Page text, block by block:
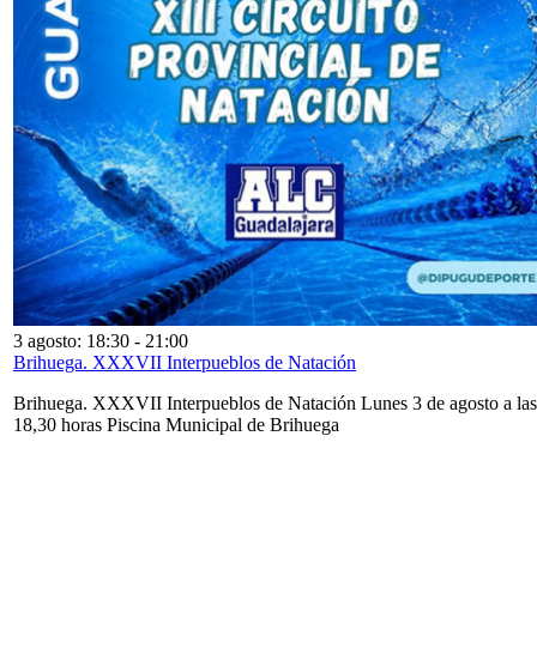
3 agosto: 18:30 - 21:00
Brihuega. XXXVII Interpueblos de Natación
Brihuega. XXXVII Interpueblos de Natación Lunes 3 de agosto a las
18,30 horas Piscina Municipal de Brihuega